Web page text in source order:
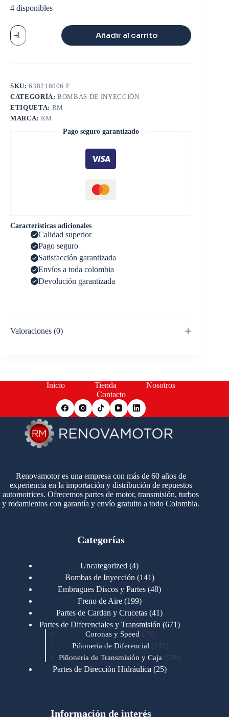
4 disponibles
VALVULA
CONTROL
DE
Añadir al carrito
SKU:638218006 F
CATEGORÍA:BOMBAS DE INYECCIÓN
ETIQUETA: RM
MARCA: RM
Pago seguro garantizado
Características adicionales
Calidad superior
Pago seguro
Satisfacción garantizada
Envíos a toda colombia
Devolución garantizada
Valoraciones (0)
Inicio Tienda
Nosotros
Contacto
Renovamotor es una empresa con más de 60 años de
experiencia en la importación y distribución de repuestos
automotrices. Ofrecemos partes de motor, transmisión, turbos
y rodamientos con garantía y envío gratuito a todo Colombia.
Categorías
Uncategorized 44
productos
Bombas de Inyección 141141
productos
Embragues Discos y Partes 4848
Freno de Aire 199199
productos
Partes de Cardan y Crucetas 4141
productos
Partes de Diferenciales y Transmisión 671671
Coronas y Speed 7676
productos
Piñoneria de Diferencial 132 132
productos
Piñoneria de Transmisión y Caja 539539
Partes de Dirección Hidráulica 2525
Motores Cummins 723
Información de interés